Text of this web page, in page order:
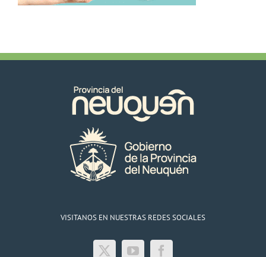
VISITANOS EN NUESTRAS REDES SOCIALES